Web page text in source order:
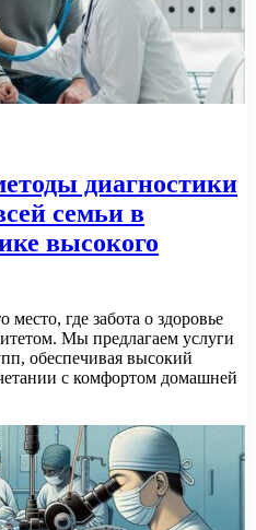
диагностики
семьи в
высокого
где забота о здоровье
Мы предлагаем услуги
обеспечивая высокий
с комфортом домашней